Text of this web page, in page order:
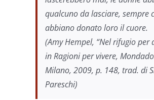
qualcuno da lasciare, sempre
abbiano donato loro il cuore.
(Amy Hempel, “Nel rifugio per
inRagioni per vivere,
Milano, 2009, p. 148, trad. di
Pareschi)